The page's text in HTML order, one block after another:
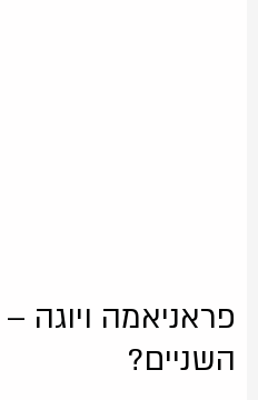
פראניאמה ויוגה
השניים?